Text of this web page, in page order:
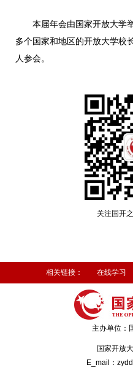
本届年会由国家开放大学
多个国家和地区的开放大学校
人参会。
关注国开
相关链接： 在线学习
主办单位：
国家开放
E_mail：